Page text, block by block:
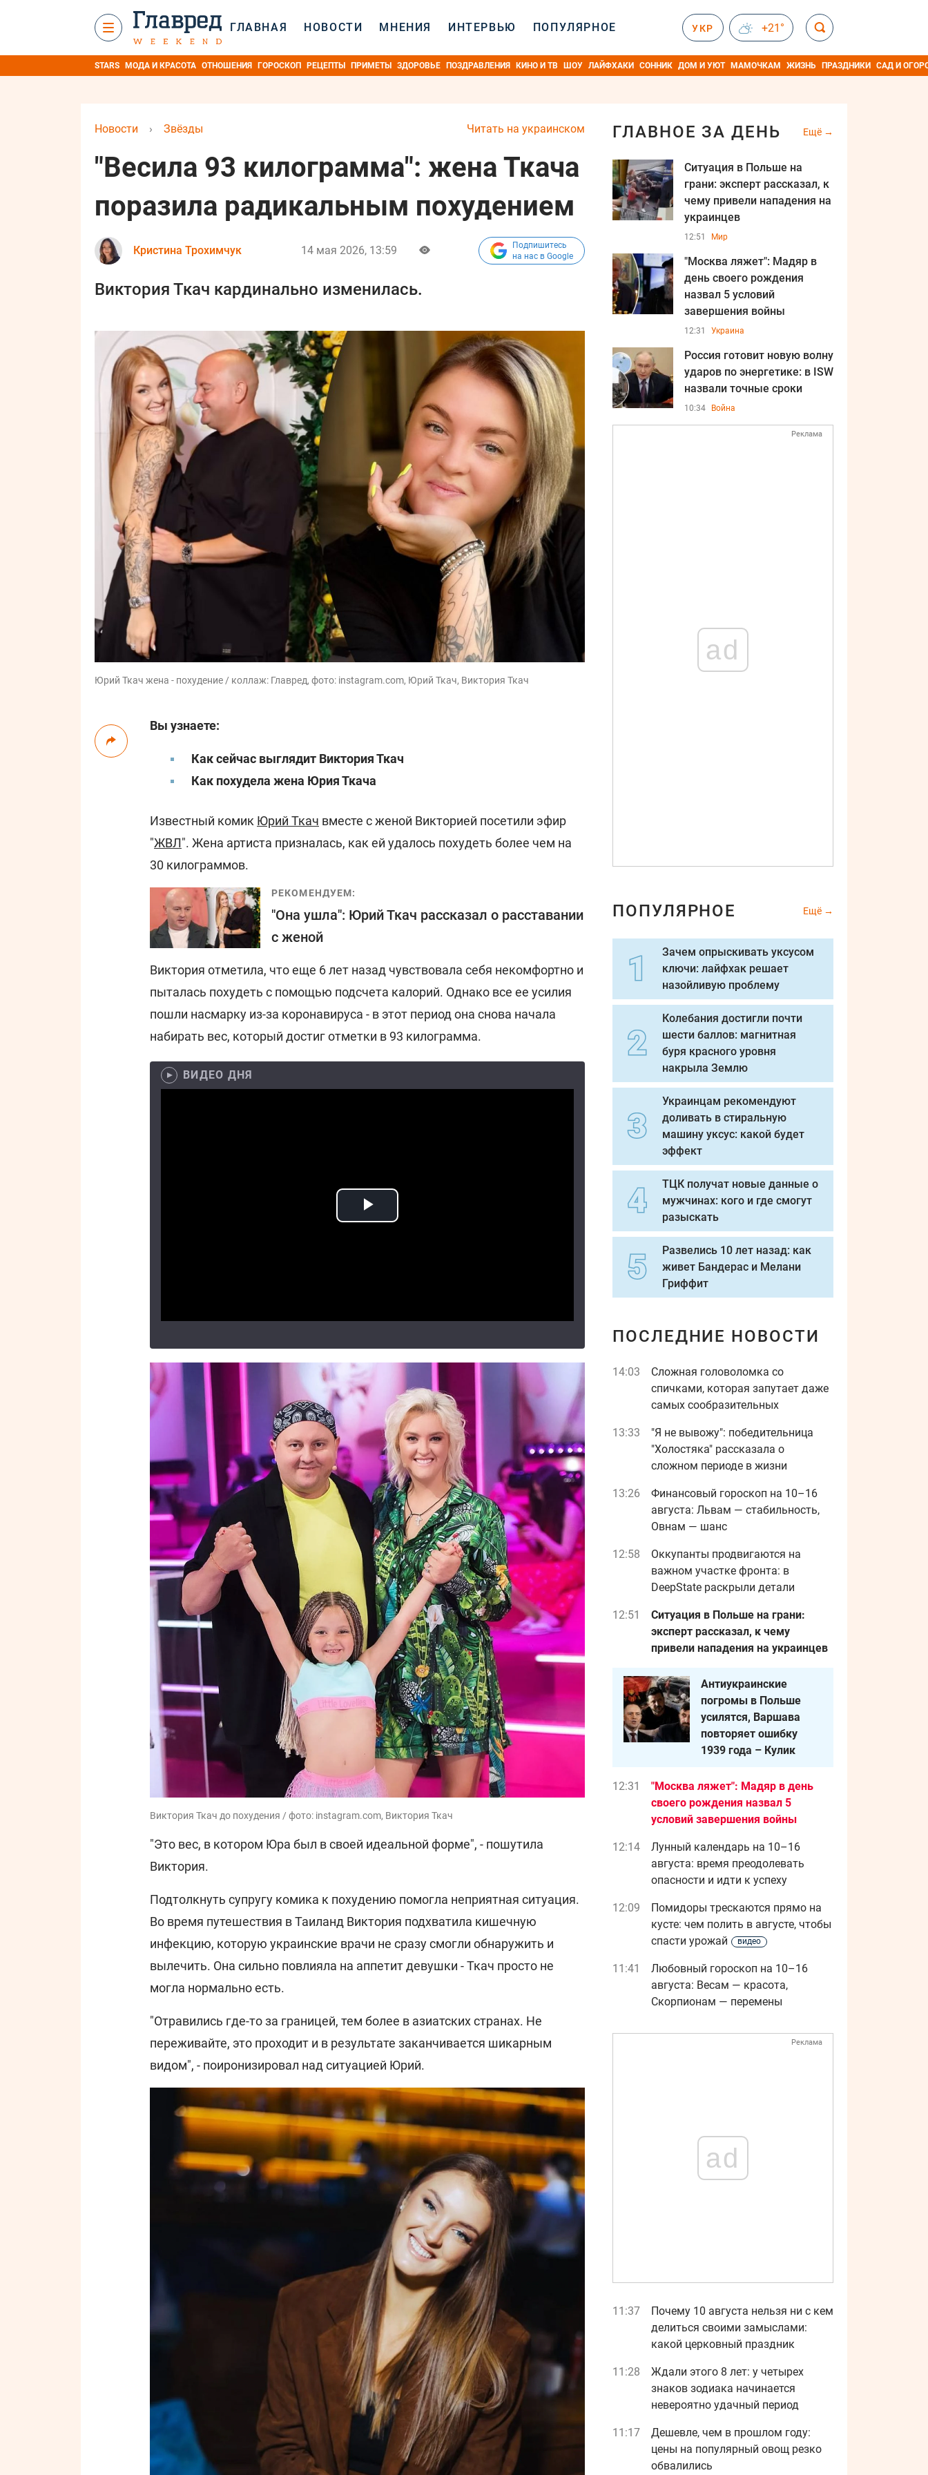
ГЛАВНАЯ НОВОСТИ МНЕНИЯ ИНТЕРВЬЮ ПОПУЛЯРНОЕ УКР +21°
STARS МОДА И КРАСОТА ОТНОШЕНИЯ ГОРОСКОП РЕЦЕПТЫ ПРИМЕТЫ ЗДОРОВЬЕ ПОЗДРАВЛЕНИЯ КИНО И ТВ ШОУ ЛАЙФХАКИ СОННИК ДОМ И УЮТ МАМОЧКАМ ЖИЗНЬ ПРАЗДНИКИ САД И
Читать на украинском
Новости › Звёзды
"Весила 93 килограмма": жена Ткача
поразила радикальным похудением
Кристина Трохимчук 14 мая 2026, 13:59
Подпишитесь
на нас в Google
Виктория Ткач кардинально изменилась.
Юрий Ткач жена - похудение / коллаж: Главред, фото: instagram.com, Юрий Ткач, Виктория Ткач
Вы узнаете:
Как сейчас выглядит Виктория Ткач
Как похудела жена Юрия Ткача
Известный комик Юрий Ткач вместе с женой Викторией посетили эфир
"ЖВЛ". Жена артиста призналась, как ей удалось похудеть более чем на
30 килограммов.
РЕКОМЕНДУЕМ:
"Она ушла": Юрий Ткач рассказал о расставании
с женой
Виктория отметила, что еще 6 лет назад чувствовала себя некомфортно и
пыталась похудеть с помощью подсчета калорий. Однако все ее усилия
пошли насмарку из-за коронавируса - в этот период она снова начала
набирать вес, который достиг отметки в 93 килограмма.
ВИДЕО ДНЯ
Виктория Ткач до похудения / фото: instagram.com, Виктория Ткач
"Это вес, в котором Юра был в своей идеальной форме", - пошутила
Виктория.
Подтолкнуть супругу комика к похудению помогла неприятная ситуация.
Во время путешествия в Таиланд Виктория подхватила кишечную
инфекцию, которую украинские врачи не сразу смогли обнаружить и
вылечить. Она сильно повлияла на аппетит девушки - Ткач просто не
могла нормально есть.
"Отравились где-то за границей, тем более в азиатских странах. Не
переживайте, это проходит и в результате заканчивается шикарным
видом", - поиронизировал над ситуацией Юрий.
ГЛАВНОЕ ЗА ДЕНЬ Ещё
Ситуация в Польше на
грани: эксперт рассказал, к
чему привели нападения на
украинцев
12:51 Мир
"Москва ляжет": Мадяр в
день своего рождения
назва л 5 условий
завершения войны
12:31 Украина
Россия готовит новую волну
ударов по энергетике: в ISW
назвали точные сроки
10:34 Война
Реклама
ad
ПОПУЛЯРНОЕ Ещё
Зачем опрыскивать уксусом
ключи: лайфхак решает
назойливую проблему
Колебания достигли почти
шести баллов: магнитная
буря красного уровня
накрыла Землю
Украинцам рекомендуют
доливать в стиральную
машину уксус: какой будет
эффект
ТЦК получат новые данные о
мужчинах: кого и где смогут
разыскать
Развелись 10 лет назад: как
живет Бандерас и Мелани
Гриффит
ПОСЛЕДНИЕ НОВОСТИ
14:03
Сложная головоломка со
спичками, которая запутает даже
самых сообразительных
13:33
"Я не вывожу": победительница
"Холостяка" рассказала о
сложном периоде в жизни
13:26
Финансовый гороскоп на 10–16
августа: Львам — стабильность,
Овнам — шанс
12:58
Оккупанты продвигаются на
важном участке фронта: в
DeepState раскрыли детали
12:51
Ситуация в Польше на грани:
эксперт рассказал, к чему
привели нападения на украинцев
Антиукраинские
погромы в Польше
усилятся, Варшава
повторяет ошибку
1939 года – Кулик
12:31
"Москва ляжет": Мадяр в день
своего рождения назва л 5
условий завершения войны
12:14
Лунный календарь на 10–16
августа: время преодолевать
опасности и идти к успеху
12:09
Помидоры трескаются прямо на
кусте: чем полить в августе, чтобы
спасти урожай
видео
11:41
Любовный гороскоп на 10–16
августа: Весам — красота,
Скорпионам — перемены
Реклама
ad
11:37
Почему 10 августа нельзя ни с кем
делиться своими замыслами:
какой церковный праздник
11:28
Ждали этого 8 лет: у четырех
знаков зодиака начинается
невероятно удачный период
11:17
Дешевле, чем в прошлом году:
цены на популярный овощ резко
обвалились